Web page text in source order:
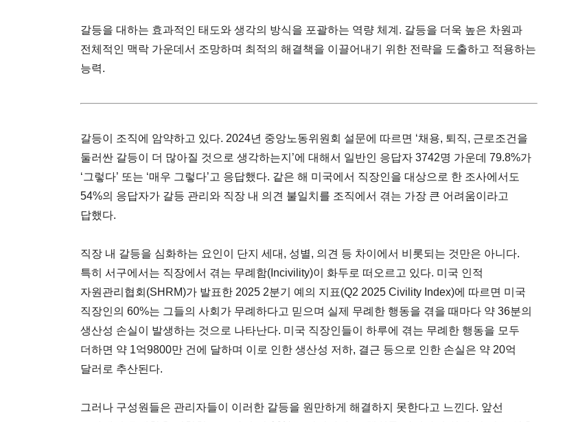
갈등을 대하는 효과적인 태도와 생각의 방식을 포괄하는 역량 체계. 갈등을 더욱 높은 차원과
전체적인 맥락 가운데서 조망하며 최적의 해결책을 이끌어내기 위한 전략을 도출하고 적용하는
능력.
갈등이 조직에 암약하고 있다. 2024년 중앙노동위원회 설문에 따르면 ‘채용, 퇴직, 근로조건을
둘러싼 갈등이 더 많아질 것으로 생각하는지’에 대해서 일반인 응답자 3742명 가운데 79.8%가
‘그렇다’ 또는 ‘매우 그렇다’고 응답했다. 같은 해 미국에서 직장인을 대상으로 한 조사에서도
54%의 응답자가 갈등 관리와 직장 내 의견 불일치를 조직에서 겪는 가장 큰 어려움이라고
답했다.
직장 내 갈등을 심화하는 요인이 단지 세대, 성별, 의견 등 차이에서 비롯되는 것만은 아니다.
특히 서구에서는 직장에서 겪는 무례함(Incivility)이 화두로 떠오르고 있다. 미국 인적
자원관리협회(SHRM)가 발표한 2025 2분기 예의 지표(Q2 2025 Civility Index)에 따르면 미국
직장인의 60%는 그들의 사회가 무례하다고 믿으며 실제 무례한 행동을 겪을 때마다 약 36분의
생산성 손실이 발생하는 것으로 나타난다. 미국 직장인들이 하루에 겪는 무례한 행동을 모두
더하면 약 1억9800만 건에 달하며 이로 인한 생산성 저하, 결근 등으로 인한 손실은 약 20억
달러로 추산된다.
그러나 구성원들은 관리자들이 이러한 갈등을 원만하게 해결하지 못한다고 느낀다. 앞선